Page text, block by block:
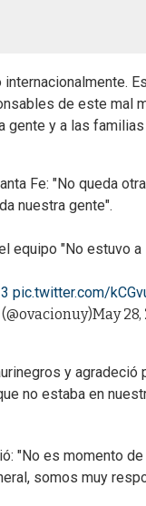
de este mal
gente y a las
Fe: "No queda
nuestra gente".
"No estuvo a
pic.twitter.com/
May 28,
y
no estaba en
"No es momento
somos muy